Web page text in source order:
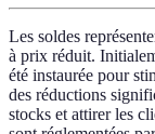
Les soldes
à prix réduit.
été instaurée pour
des réductions
stocks et attirer les